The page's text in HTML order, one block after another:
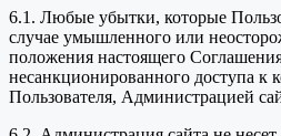
6.1. Любые убытки, которые
случае умышленного или
положения настоящего
несанкционированного доступа к
Пользователя, Администрацией